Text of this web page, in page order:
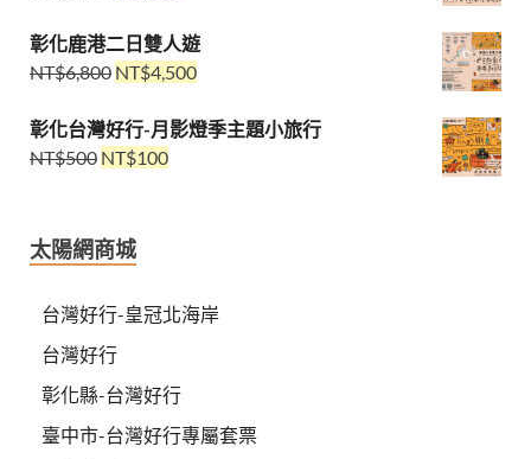
彰化鹿港二日雙人遊
NT$6,800 NT$4,500
彰化台灣好行-月影燈季主題小旅行
NT$500 NT$100
太陽網商城
台灣好行-皇冠北海岸
台灣好行
彰化縣-台灣好行
臺中市-台灣好行專屬套票